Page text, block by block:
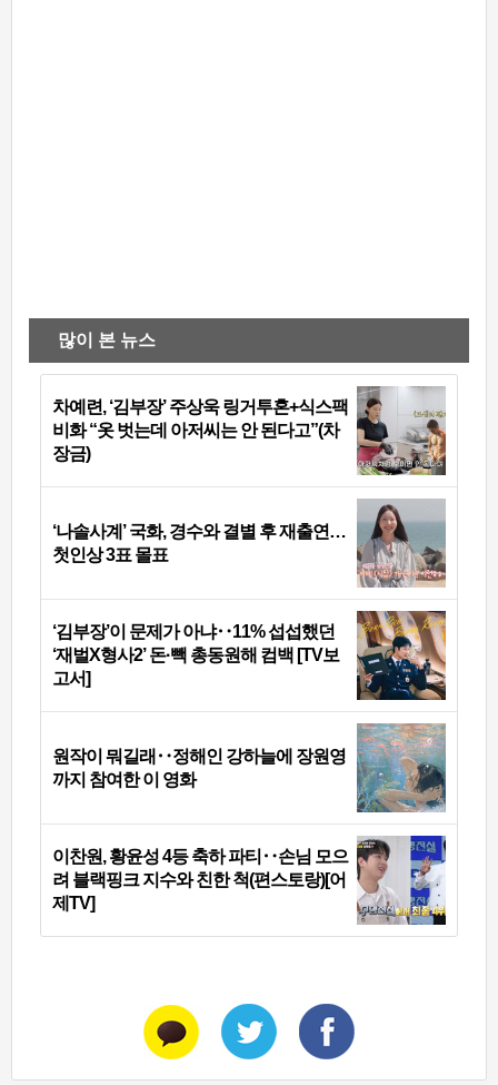
많이 본 뉴스
차예련, ‘김부장’ 주상욱 링거투혼+식스팩
비화 “옷 벗는데 아저씨는 안 된다고”(차
장금)
‘나솔사계’ 국화, 경수와 결별 후 재출연…
첫인상 3표 몰표
‘김부장’이 문제가 아냐‥11% 섭섭했던
‘재벌X형사2’ 돈·빽 총동원해 컴백 [TV보
고서]
원작이 뭐길래‥정해인 강하늘에 장원영
까지 참여한 이 영화
이찬원, 황윤성 4등 축하 파티‥손님 모으
려 블랙핑크 지수와 친한 척(편스토랑)[어
제TV]